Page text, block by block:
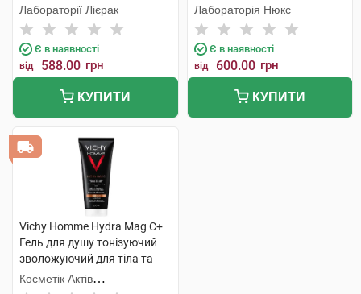
Лабораторії Лієрак
Є в наявності
від 588.00 грн
КУПИТИ
Лабораторія Нюкс
Є в наявності
від 600.00 грн
КУПИТИ
Vichy Homme Hydra Mag C+
Гель для душу тонізуючий
зволожуючий для тіла та
волосся 200 мл 1 туба
Косметік Актів